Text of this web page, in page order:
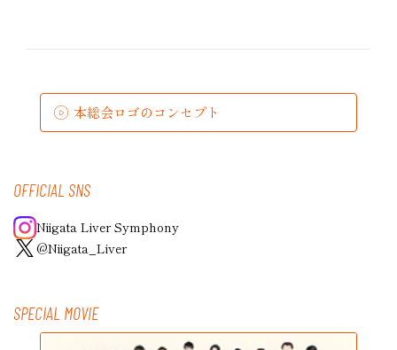
本総会ロゴのコンセプト
OFFICIAL SNS
Niigata Liver Symphony
@Niigata_Liver
SPECIAL MOVIE